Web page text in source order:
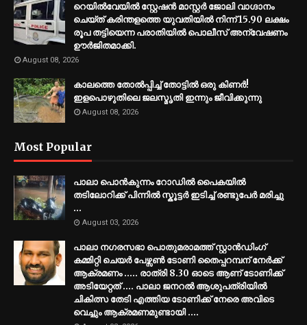
റെയിൽവേയിൽ സ്റ്റേഷൻ മാസ്റ്റർ ജോലി വാഗ്ദാനം
ചെയ്ത് കരിന്തളത്തെ യുവതിയിൽ നിന്ന് 15.90 ലക്ഷം
രൂപ തട്ടിയെന്ന പരാതിയിൽ പൊലീസ് അന്വേഷണം
ഊർജിതമാക്കി.
August 08, 2026
കാലത്തെ തോല്‍പ്പിച്ച് തോട്ടില്‍ ഒരു കിണര്‍!
ഇളപൊഴുതിലെ ജലസ്മൃതി ഇന്നും ജീവിക്കുന്നു
August 08, 2026
Most Popular
പാലാ പൊൻകുന്നം റോഡിൽ പൈകയിൽ
തടിലോറിക്ക് പിന്നിൽ സ്കൂട്ടർ ഇടിച്ച് രണ്ടുപേർ മരിച്ചു
...
August 03, 2026
പാലാ നഗരസഭാ പൊതുമരാമത്ത് സ്റ്റാൻഡിംഗ്
കമ്മിറ്റി ചെയർ പേഴ്സൺ ടോണി തൈപ്പറമ്പന് നേർക്ക്
ആക്രമണം ..... രാത്രി 8.30 ഓടെ ആണ് ടോണിക്ക്
അടിയേറ്റത് .... പാലാ ജനറൽ ആശുപത്രിയിൽ
ചികിത്സ തേടി എത്തിയ ടോണിക്ക് നേരെ അവിടെ
വെച്ചും ആക്രമണമുണ്ടായി ....